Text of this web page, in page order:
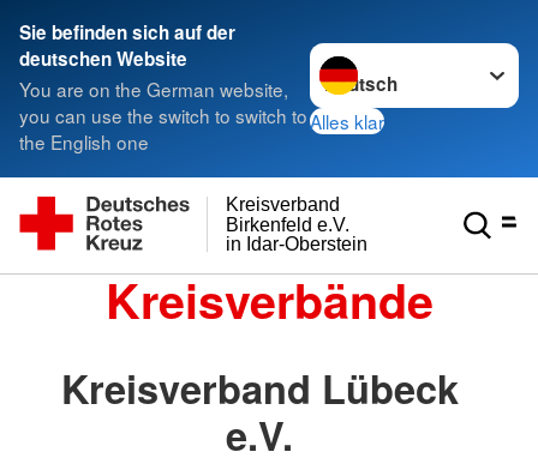
Sie befinden sich auf der
deutschen Website
You are on the German website,
you can use the switch to switch to
the English one
Sprache wechseln zu
Alles klar
in Idar-Oberstein
Birkenfeld e.V.
Kreisverband
Kreisverbände
Kreisverband Lübeck
e.V.